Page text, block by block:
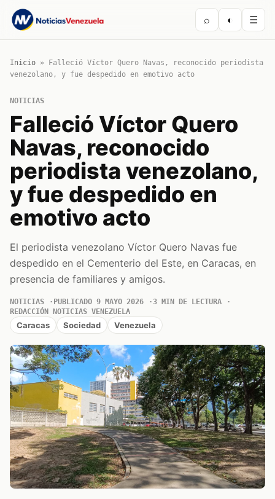
⌕ ◐ ☰
Inicio »
Falleció Víctor Quero Navas, reconocido periodista
venezolano, y fue despedido en emotivo acto
NOTICIAS
Falleció Víctor Quero
Navas, reconocido
periodista venezolano,
y fue despedido en
emotivo acto
El periodista venezolano Víctor Quero Navas fue
despedido en el Cementerio del Este, en Caracas, en
presencia de familiares y amigos.
NOTICIAS PUBLICADO 9 MAYO 2026
3 MIN DE LECTURA
REDACCIÓN NOTICIAS VENEZUELA
Caracas Sociedad Venezuela